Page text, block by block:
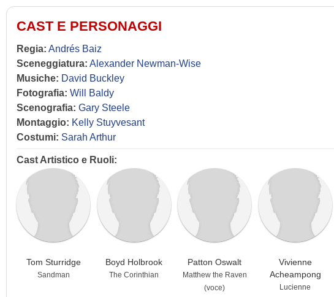
CAST E PERSONAGGI
Regia: Andrés Baiz
Sceneggiatura: Alexander Newman-Wise
Musiche: David Buckley
Fotografia: Will Baldy
Scenografia: Gary Steele
Montaggio: Kelly Stuyvesant
Costumi: Sarah Arthur
Cast Artistico e Ruoli:
Tom Sturridge
Sandman
Boyd Holbrook
The Corinthian
Patton Oswalt
Matthew the Raven
(voce)
Vivienne
Acheampong
Lucienne